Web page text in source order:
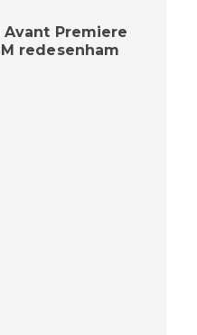
Avant Premiere
redesenham